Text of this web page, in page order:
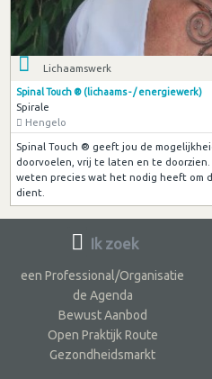
Lichaamswerk
Spinal Touch ® (lichaams - / energiewerk)
Spirale
Hengelo
Spinal Touch ® geeft jou de
doorvoelen, vrij te laten en te
weten precies wat het nodig heeft om
dient.
Ik zoek
een Professional/Organisatie
de Agenda
Bewust Aanbod
Open Praktijk Route
Gezondheidsmarkt